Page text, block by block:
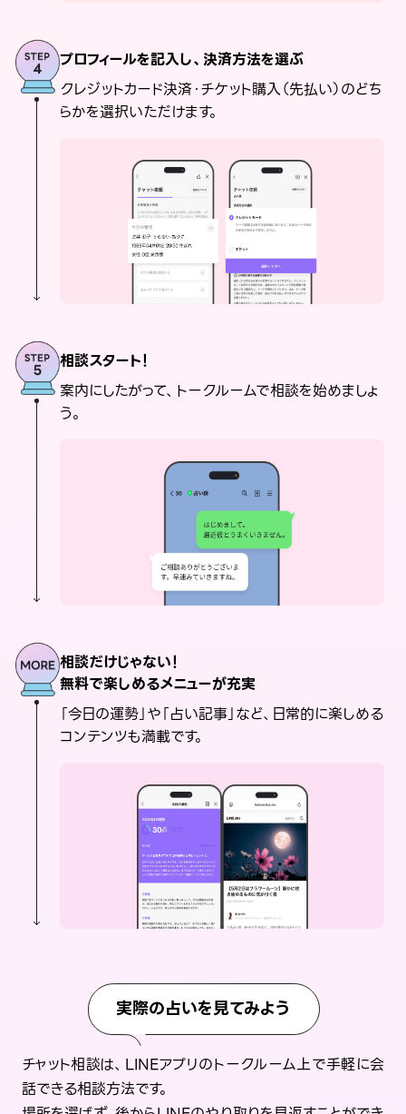
プロフィールを記入し、決済方法を選ぶ
クレジットカード決済・チケット購入（先払い）のどち
らかを選択いただけます。
相談スタート！
案内にしたがって、トークルームで相談を始めましょ
う。
相談だけじゃない！
無料で楽しめるメニューが充実
「今日の運勢」や「占い記事」など、日常的に楽しめる
コンテンツも満載です。
実際の占いを見てみよう
チャット相談は、LINEアプリのトークルーム上で手軽に会
話できる相談方法です。